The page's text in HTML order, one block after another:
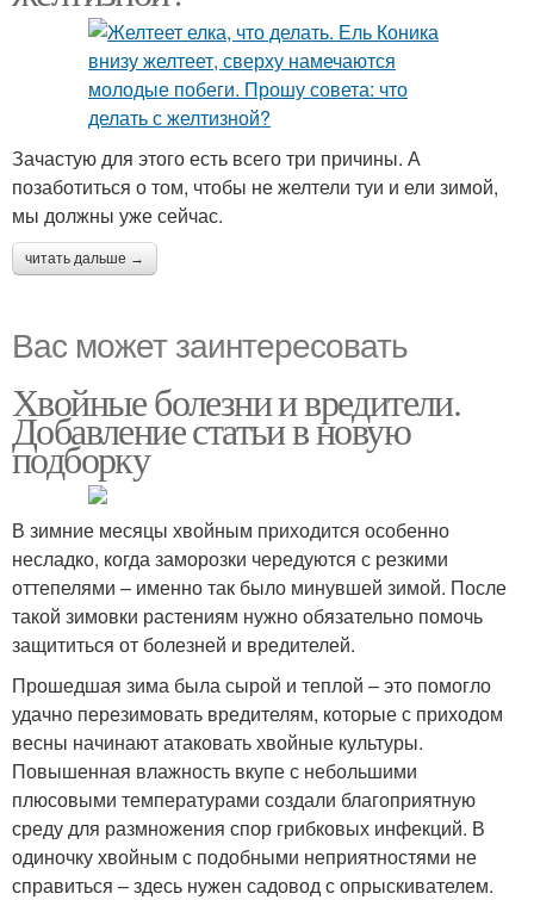
Зачастую для этого есть всего три причины. А
позаботиться о том, чтобы не желтели туи и ели зимой,
мы должны уже сейчас.
читать дальше →
Вас может заинтересовать
Хвойные болезни и вредители.
Добавление статьи в новую
подборку
В зимние месяцы хвойным приходится особенно
несладко, когда заморозки чередуются с резкими
оттепелями – именно так было минувшей зимой. После
такой зимовки растениям нужно обязательно помочь
защититься от болезней и вредителей.
Прошедшая зима была сырой и теплой – это помогло
удачно перезимовать вредителям, которые с приходом
весны начинают атаковать хвойные культуры.
Повышенная влажность вкупе с небольшими
плюсовыми температурами создали благоприятную
среду для размножения спор грибковых инфекций. В
одиночку хвойным с подобными неприятностями не
справиться – здесь нужен садовод с опрыскивателем.